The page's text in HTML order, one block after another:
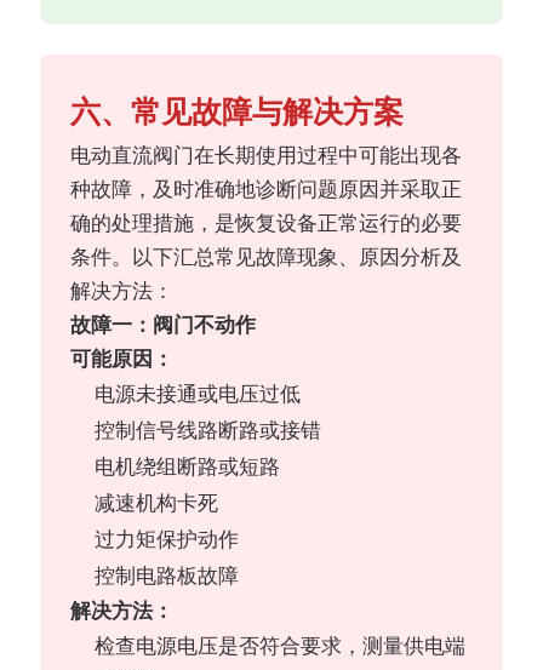
六、常见故障与解决方案
电动直流阀门在长期使用过程中可能出现各
种故障，及时准确地诊断问题原因并采取正
确的处理措施，是恢复设备正常运行的必要
条件。以下汇总常见故障现象、原因分析及
解决方法：
故障一：阀门不动作
可能原因：
电源未接通或电压过低
控制信号线路断路或接错
电机绕组断路或短路
减速机构卡死
过力矩保护动作
控制电路板故障
解决方法：
检查电源电压是否符合要求，测量供电端